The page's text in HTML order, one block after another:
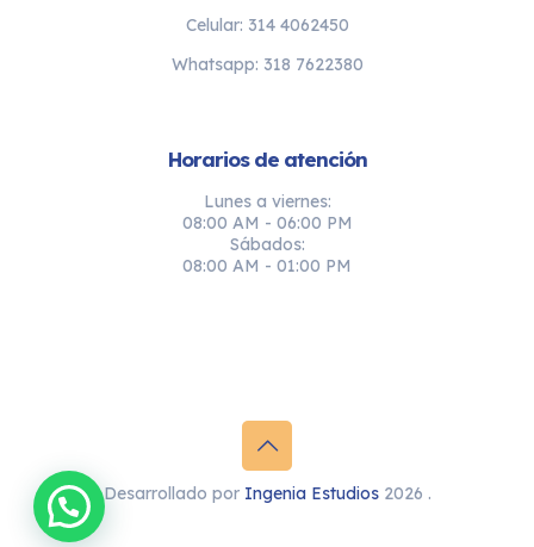
Celular: 314 4062450
Whatsapp: 318 7622380
Horarios de atención
Lunes a viernes:
08:00 AM - 06:00 PM
Sábados:
08:00 AM - 01:00 PM
Desarrollado por Ingenia Estudios2026 .